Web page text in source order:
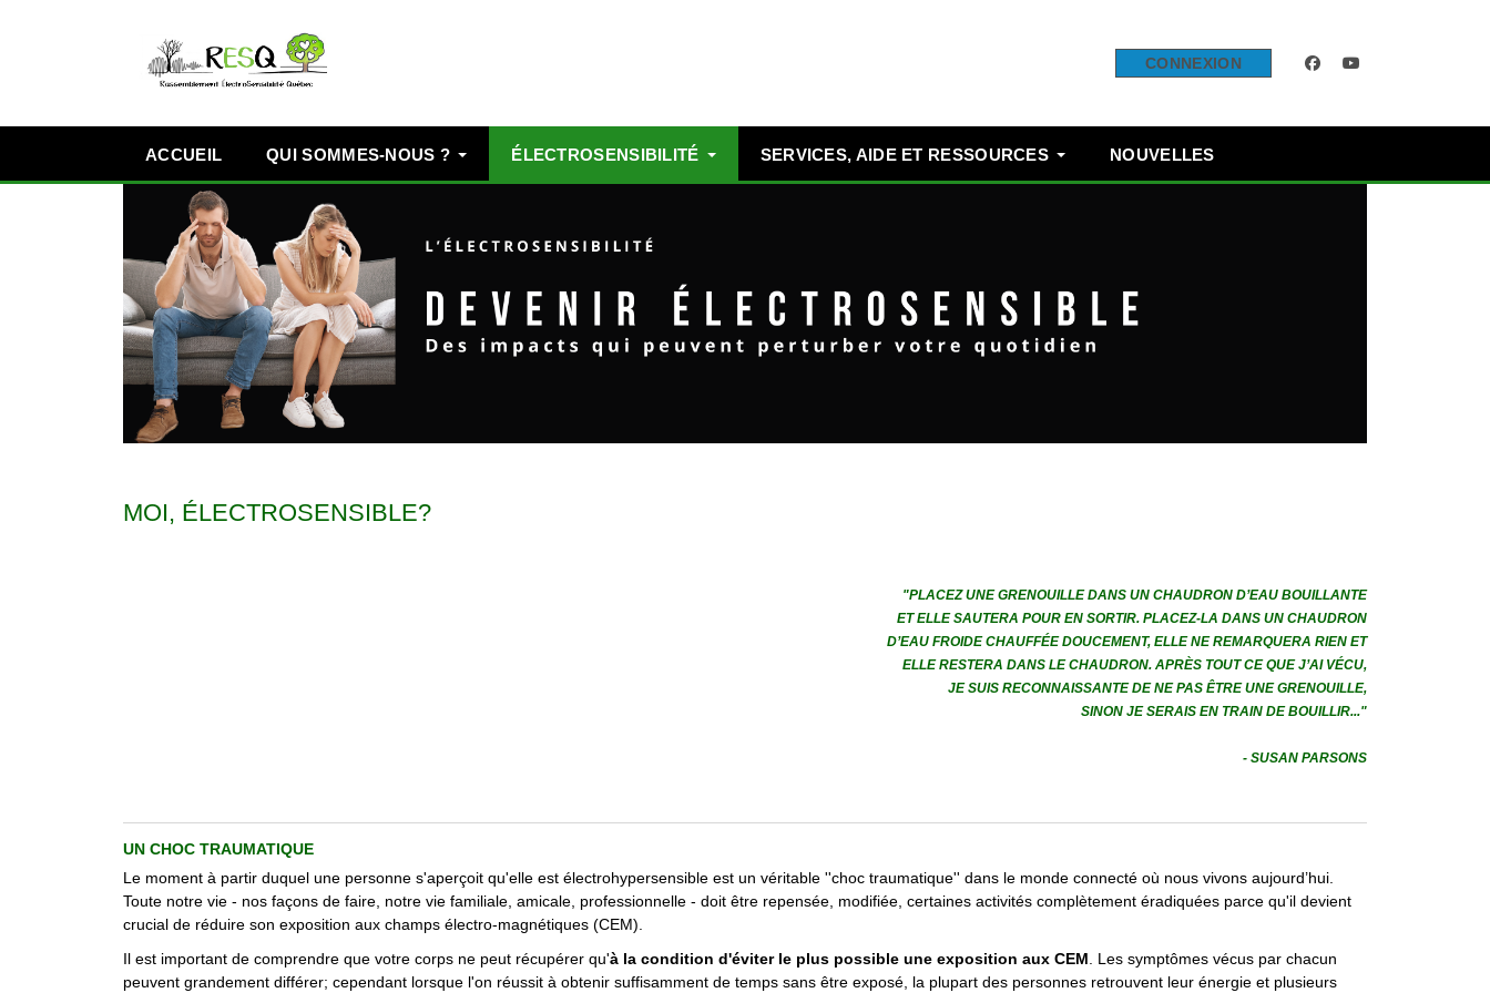
CONNEXION facebook
ACCUEIL QUI SOMMES-NOUS ? ÉLECTROSENSIBILITÉ SERVICES, AIDE ET RESSOURCES NOUVELLES
MOI, ÉLECTROSENSIBLE?
"PLACEZ UNE GRENOUILLE DANS UN CHAUDRON D’EAU BOUILLANTE
ET ELLE SAUTERA POUR EN SORTIR. PLACEZ-LA DANS UN CHAUDRON
D’EAU FROIDE CHAUFFÉE DOUCEMENT, ELLE NE REMARQUERA RIEN ET
ELLE RESTERA DANS LE CHAUDRON. APRÈS TOUT CE QUE J’AI VÉCU,
JE SUIS RECONNAISSANTE DE NE PAS ÊTRE UNE GRENOUILLE,
SINON JE SERAIS EN TRAIN DE BOUILLIR..."
- SUSAN PARSONS
UN CHOC TRAUMATIQUE
Le moment à partir duquel une personne s'aperçoit qu'elle est électrohypersensible est un véritable ''choc traumatique'' dans le monde connecté où nous vivons aujourd’hui.
Toute notre vie - nos façons de faire, notre vie familiale, amicale, professionnelle - doit être repensée, modifiée, certaines activités complètement éradiquées parce qu'il devient
crucial de réduire son exposition aux champs électro-magnétiques (CEM).
Il est important de comprendre que votre corps ne peut récupérer qu'à la condition d'éviter le plus possible une exposition aux CEM . Les symptômes vécus par chacun
peuvent grandement différer; cependant lorsque l'on réussit à obtenir suffisamment de temps sans être exposé, la plupart des personnes retrouvent leur énergie et plusieurs